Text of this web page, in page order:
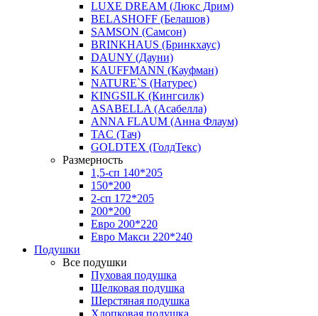
LUXE DREAM (Люкс Дрим)
BELASHOFF (Белашов)
SAMSON (Самсон)
BRINKHAUS (Бринкхаус)
DAUNY (Дауни)
KAUFFMANN (Кауфман)
NATURE`S (Натурес)
KINGSILK (Кингсилк)
ASABELLA (Асабелла)
ANNA FLAUM (Анна Флаум)
TAC (Тач)
GOLDTEX (ГолдТекс)
Размерность
1,5-сп 140*205
150*200
2-сп 172*205
200*200
Евро 200*220
Евро Макси 220*240
Подушки
Все подушки
Пуховая подушка
Шелковая подушка
Шерстяная подушка
Хлопковая подушка